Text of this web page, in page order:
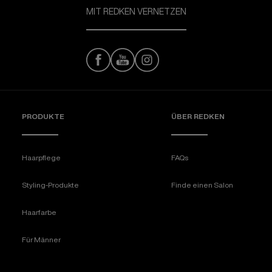
MIT REDKEN VERNETZEN
PRODUKTE
Haarpflege
Styling-Produkte
Haarfarbe
Für Männer
ÜBER REDKEN​
FAQs
Finde einen Salon